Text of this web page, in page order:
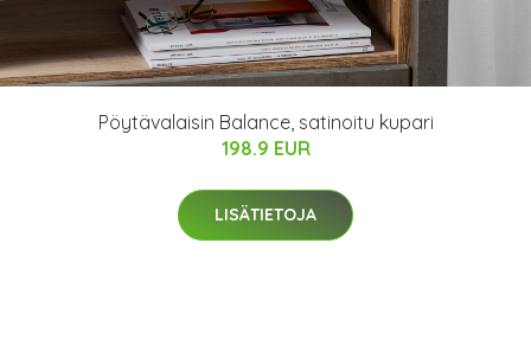
Pöytävalaisin Balance, satinoitu kupari
198.9 EUR
LISÄTIETOJA